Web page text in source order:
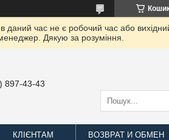
даний час не є робочий час або
Дякую за розуміння.
897-43-43
КЛІЄНТАМ ВОЗВРАТ И ОБМЕН